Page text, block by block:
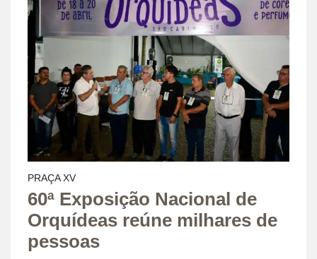
PRAÇA XV
60ª Exposição Nacional de
Orquídeas reúne milhares de
pessoas